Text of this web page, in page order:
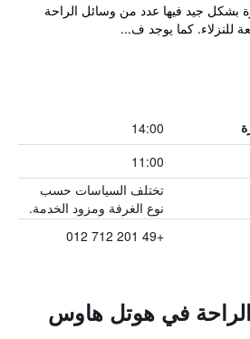
غرفة مجهزة بشكل جيد فيها عدد من وسائل الراحة
للنزلاء. كما يوجد ف...
14:00
11:00
تختلف السياسات حسب
نوع الغرفة ومزود الخدمة.
+49 201 712 012
الراحة في هوتل هاوس